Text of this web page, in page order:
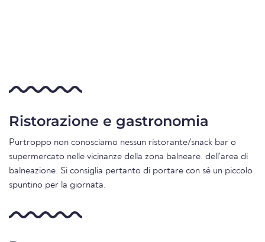
Ristorazione e gastronomia
Purtroppo non conosciamo nessun ristorante/snack bar o
supermercato nelle vicinanze della zona balneare. dell'area di
balneazione. Si consiglia pertanto di portare con sé un piccolo
spuntino per la giornata.